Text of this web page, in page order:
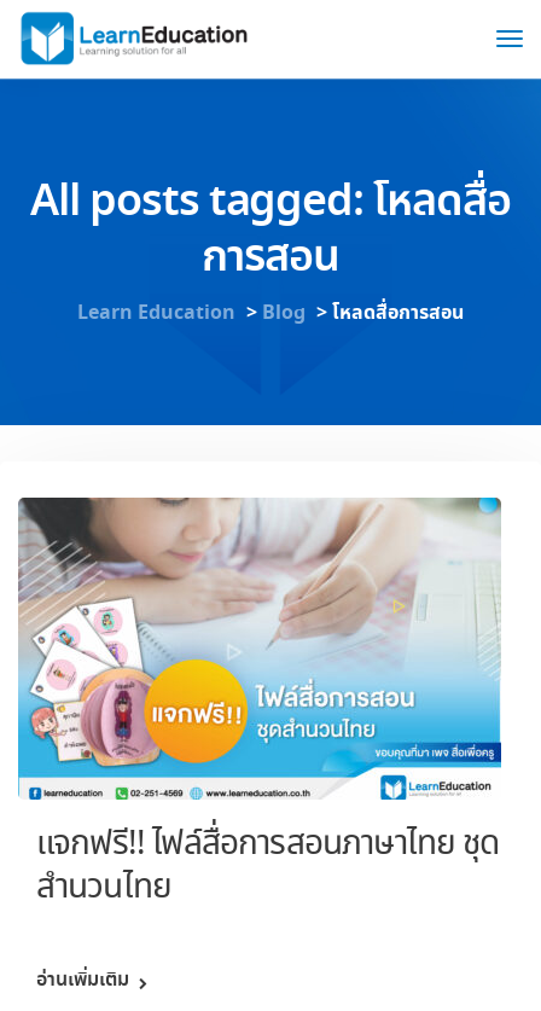
All posts tagged: โหลดสื่อ
การสอน
Learn Education > Blog >โหลดสื่อการสอน
แจกฟรี!! ไฟล์สื่อการสอนภาษาไทย ชุด
สำนวนไทย
อ่านเพิ่มเติม